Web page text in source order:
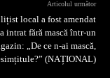
Articolul următor
local a fost amendat
intrat fără mască într-un
„De ce n-ai mască,
(NAȚIONAL)